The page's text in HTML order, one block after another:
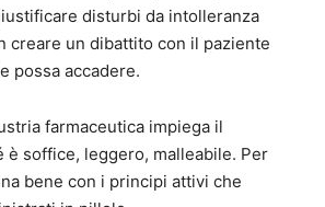
disturbi da intolleranza
creare un dibattito con il paziente
possa accadere.
farmaceutica impiega il
è soffice, leggero, malleabile. Per
bene con i principi attivi che